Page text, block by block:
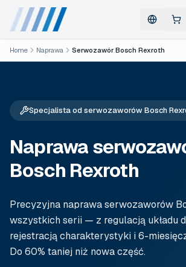
Home Naprawa Serwozawór Bosch Rexroth
Specjalista od serwozaworów Bosch
Naprawa
Bosch Rexroth
Precyzyjna naprawa serwozaworów
wszystkich serii — z regulacją układu
rejestracją charakterystyki i 6-
Do 60% taniej niż nowa część.